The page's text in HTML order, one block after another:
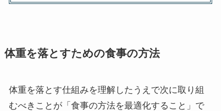
体重を落とすための食事の方法
体重を落とす仕組みを理解したうえで次に取り組
むべきことが「食事の方法を最適化すること」で